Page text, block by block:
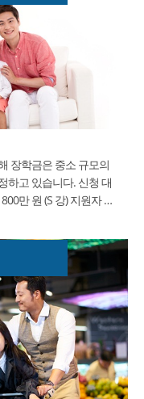
장학금은 중소 규모의
하고 있습니다. 신청 대
만 원 (S 강) 지원자 수